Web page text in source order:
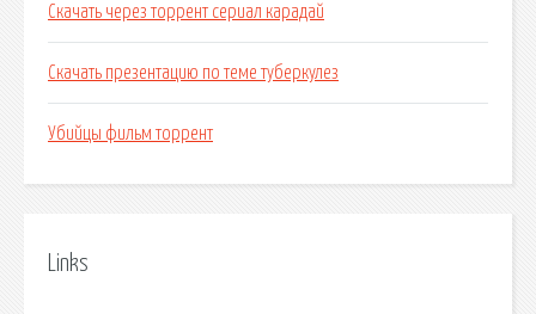
Скачать через торрент сериал карадай
Скачать презентацию по теме туберкулез
Убийцы фильм торрент
Links